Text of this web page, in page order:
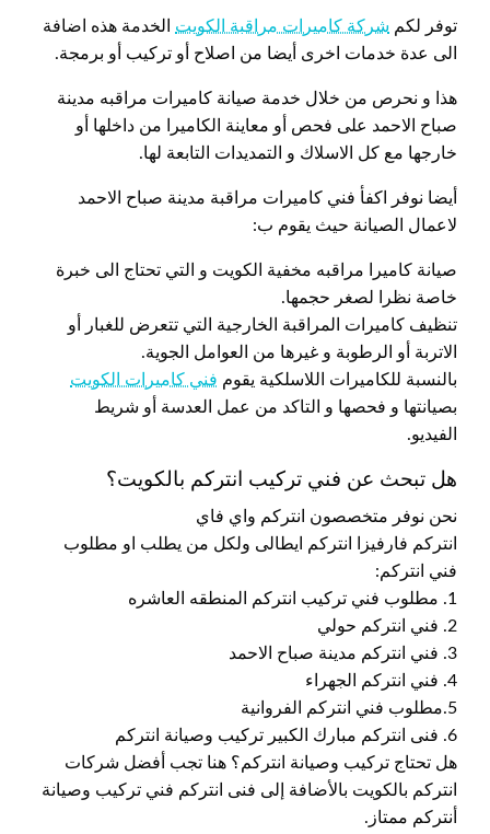
توفر لكم شركة كاميرات مراقبة الكويت الخدمة هذه اضافة
الى عدة خدمات اخرى أيضا من اصلاح أو تركيب أو برمجة.
هذا و نحرص من خلال خدمة صيانة كاميرات مراقبه مدينة
صباح الاحمد على فحص أو معاينة الكاميرا من داخلها أو
خارجها مع كل الاسلاك و التمديدات التابعة لها.
أيضا نوفر اكفأ فني كاميرات مراقبة مدينة صباح الاحمد
لاعمال الصيانة حيث يقوم ب:
صيانة كاميرا مراقبه مخفية الكويت و التي تحتاج الى خبرة
خاصة نظرا لصغر حجمها.
تنظيف كاميرات المراقبة الخارجية التي تتعرض للغبار أو
الاتربة أو الرطوبة و غيرها من العوامل الجوية.
بالنسبة للكاميرات اللاسلكية يقوم فني كاميرات الكويت
بصيانتها و فحصها و التاكد من عمل العدسة أو شريط
الفيديو.
هل تبحث عن فني تركيب انتركم بالكويت؟
نحن نوفر متخصصون انتركم واي فاي
انتركم فارفيزا انتركم ايطالى ولكل من يطلب او مطلوب
فني انتركم:
1. مطلوب فني تركيب انتركم المنطقه العاشره
2. فني انتركم حولي
3. فني انتركم مدينة صباح الاحمد
4. فني انتركم الجهراء
5.مطلوب فني انتركم الفروانية
6. فنى انتركم مبارك الكبير تركيب وصيانة انتركم
هل تحتاج تركيب وصيانة انتركم؟ هنا تجب أفضل شركات
انتركم بالكويت بالأضافة إلى فنى انتركم فني تركيب وصيانة
أنتركم ممتاز.